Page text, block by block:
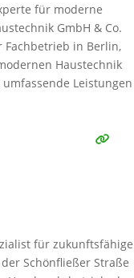
für moderne
GmbH & Co.
Fachbetrieb in Berlin,
Haustechnik
Leistungen
für zukunftsfähige
Schönfließer Straße